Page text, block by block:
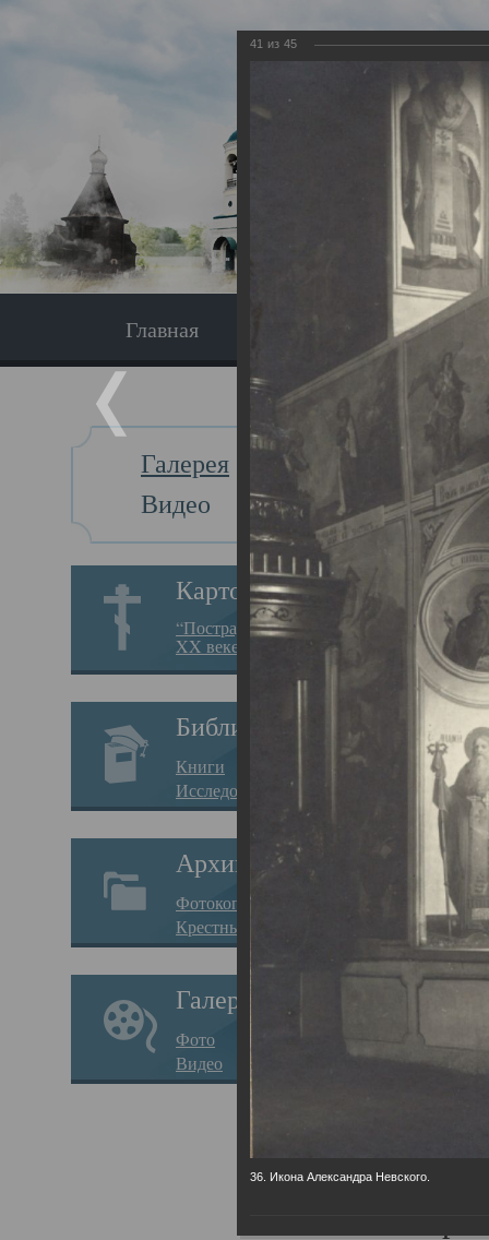
Главная Экскурсия
Галерея
Видео
Картотека
“Пострадавшие за веру в
XX веке на Севере”
Библиотека
Книги
Исследования
Архив
Фотокопии дел
Крестные ходы
Галерея
Фото
Видео
Главная
41 из 45
36. Икона Александра Невского.